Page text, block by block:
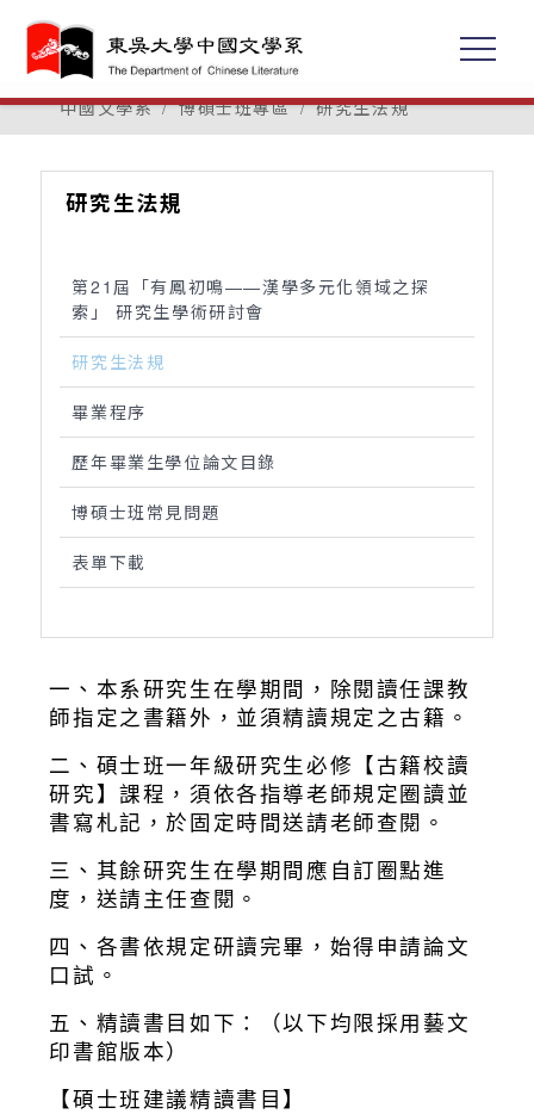
中國文學系 博碩士班專區 研究生法規
研究生法規
第21屆「有鳳初鳴——漢學多元化領域之探
索」 研究生學術研討會
研究生法規
畢業程序
歷年畢業生學位論文目錄
博碩士班常見問題
表單下載
一、本系研究生在學期間，除閱讀任課教
師指定之書籍外，並須精讀規定之古籍。
二、碩士班一年級研究生必修【古籍校讀
研究】課程，須依各指導老師規定圈讀並
書寫札記，於固定時間送請老師查閱。
三、其餘研究生在學期間應自訂圈點進
度，送請主任查閱。
四、各書依規定研讀完畢，始得申請論文
口試。
五、精讀書目如下：（以下均限採用藝文
印書館版本）
【碩士班建議精讀書目】